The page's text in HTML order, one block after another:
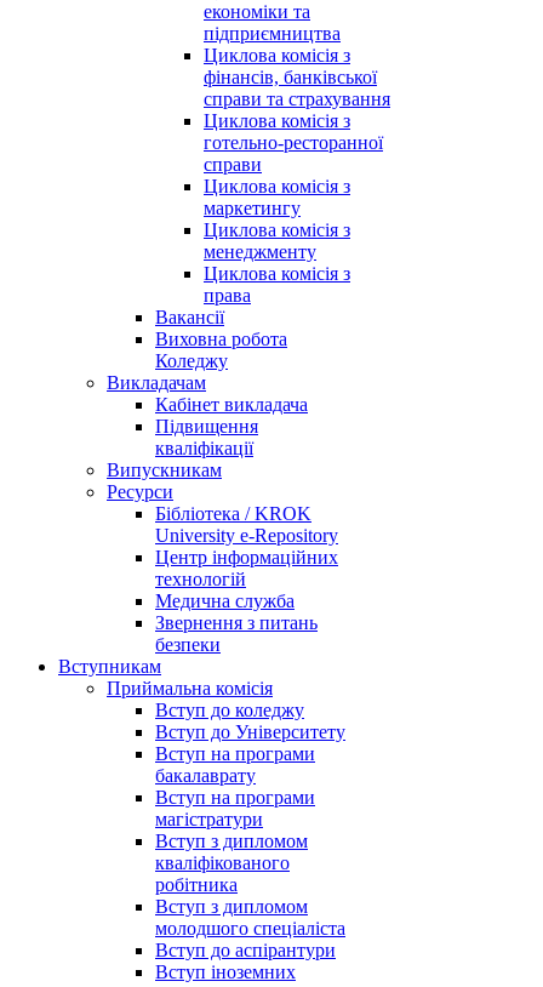
економіки та
підприємництва
Циклова комісія з
фінансів, банківської
справи та страхування
Циклова комісія з
готельно-ресторанної
справи
Циклова комісія з
маркетингу
Циклова комісія з
менеджменту
Циклова комісія з
права
Вакансії
Виховна робота
Коледжу
Викладачам
Кабінет викладача
Підвищення
кваліфікації
Випускникам
Ресурси
Бібліотека / KROK
University e-Repository
Центр інформаційних
технологій
Медична служба
Звернення з питань
безпеки
Вступникам
Приймальна комісія
Вступ до коледжу
Вступ до Університету
Вступ на програми
бакалаврату
Вступ на програми
магістратури
Вступ з дипломом
кваліфікованого
робітника
Вступ з дипломом
молодшого спеціаліста
Вступ до аспірантури
Вступ іноземних